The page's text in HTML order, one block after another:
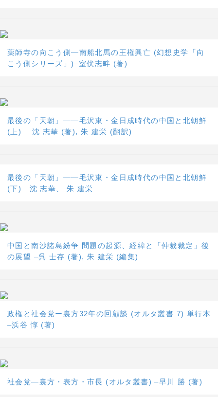
薬師寺の向こう側―南船北馬の王権興亡 (幻想史学「向
こう側シリーズ」)–室伏志畔 (著)
最後の「天朝」――毛沢東・金日成時代の中国と北朝鮮
(上) 沈 志華 (著), 朱 建栄 (翻訳)
最後の「天朝」――毛沢東・金日成時代の中国と北朝鮮
(下) 沈 志華、 朱 建栄
中国と南沙諸島紛争 問題の起源、経緯と「仲裁裁定」後
の展望 –呉 士存 (著), 朱 建栄 (編集)
政権と社会党ー裏方32年の回顧談 (オルタ叢書 7) 単行本
–浜谷 惇 (著)
社会党―裏方・表方・市長 (オルタ叢書) –早川 勝 (著)